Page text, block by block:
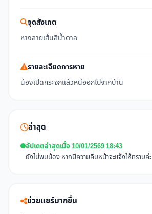
จุดสังเกต
หางลายเส้นสีน้ำตาล
รายละเอียดการหาย
น้องเปิดกระจกแล้วหนีออกไปจากบ้าน
ล่าสุด
อัปเดตล่าสุดเมื่อ 10/01/2569 18:43
ยังไม่พบน้อง หากมีความคืบหน้าจะแจ้งให้ทราบค่ะ
ช่วยแชร์มากขึ้น